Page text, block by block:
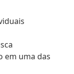
em uma das